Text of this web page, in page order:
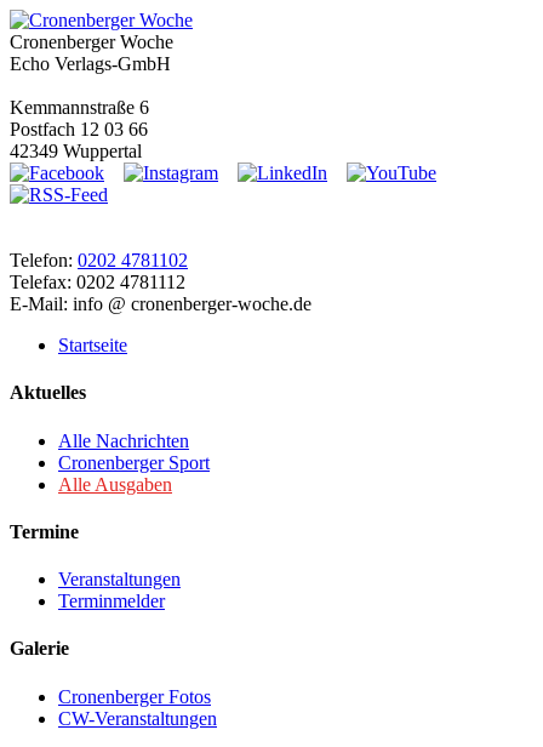
Cronenberger Woche
Echo Verlags-GmbH
Kemmannstraße 6
Postfach 12 03 66
42349 Wuppertal
Telefon: 0202 4781102
Telefax: 0202 4781112
E-Mail: info @ cronenberger-woche.de
Startseite
Aktuelles
Alle Nachrichten
Cronenberger Sport
Alle Ausgaben
Termine
Veranstaltungen
Terminmelder
Galerie
Cronenberger Fotos
CW-Veranstaltungen